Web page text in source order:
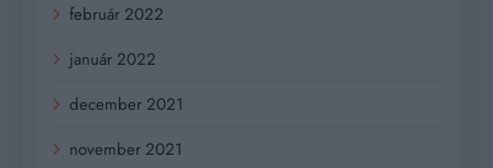
február 2022
január 2022
december 2021
november 2021